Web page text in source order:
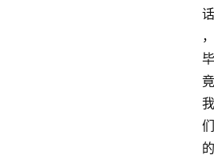
话
，
毕
竟
我
们
的